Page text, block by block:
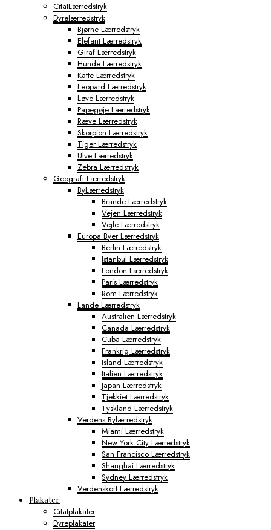
CitatLærredstryk
Dyrelærredstryk
Bjørne Lærredstryk
Elefant Lærredstryk
Giraf Lærredstryk
Hunde Lærredstryk
Katte Lærredstryk
Leopard Lærredstryk
Løve Lærredstryk
Papegøje Lærredstryk
Ræve Lærredstryk
Skorpion Lærredstryk
Tiger Lærredstryk
Ulve Lærredstryk
Zebra Lærredstryk
Geografi Lærredstryk
ByLærredstryk
Brande Lærredstryk
Vejen Lærredstryk
Vejle Lærredstryk
Europa Byer Lærredstryk
Berlin Lærredstryk
Istanbul Lærredstryk
London Lærredstryk
Paris Lærredstryk
Rom Lærredstryk
Lande Lærredstryk
Australien Lærredstryk
Canada Lærredstryk
Cuba Lærredstryk
Frankrig Lærredstryk
Island Lærredstryk
Italien Lærredstryk
Japan Lærredstryk
Tjekkiet Lærredstryk
Tyskland Lærredstryk
Verdens Bylærredstryk
Miami Lærredstryk
New York City Lærredstryk
San Francisco Lærredstryk
Shanghai Lærredstryk
Sydney Lærredstryk
Verdenskort Lærredstryk
Plakater
Citatplakater
Dyreplakater